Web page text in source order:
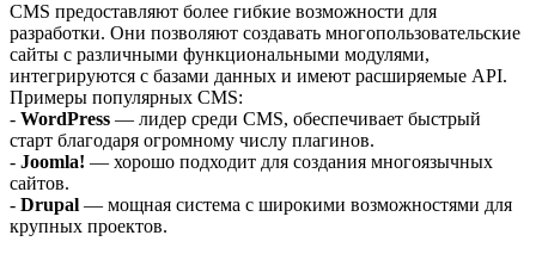
CMS предоставляют более гибкие возможности для
разработки. Они позволяют создавать многопользовательские
сайты с различными функциональными модулями,
интегрируются с базами данных и имеют расширяемые API.
Примеры популярных CMS:
- WordPress — лидер среди CMS, обеспечивает быстрый
старт благодаря огромному числу плагинов.
- Joomla! — хорошо подходит для создания многоязычных
сайтов.
- Drupal — мощная система с широкими возможностями для
крупных проектов.